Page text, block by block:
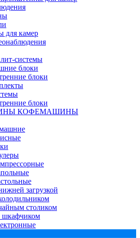
для камер
системы
блоки
блоки
блоки
КОФЕМАШИНЫ
загрузкой
столиком
шкафчиком